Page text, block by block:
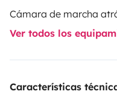
Cámara de marcha
Ver todos los
Características